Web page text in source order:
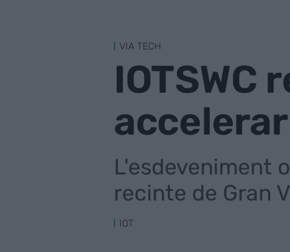
VIA TECH
IOTSWC
L'esdeveniment
recinte de Gran
IOT